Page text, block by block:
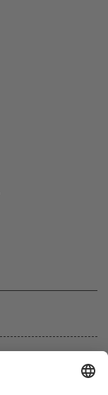
an der Accademia
seine Mahler-Nähe